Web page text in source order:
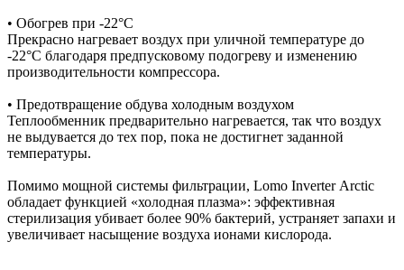
• Обогрев при -22°С
Прекрасно нагревает воздух при уличной температуре до
-22°С благодаря предпусковому подогреву и изменению
производительности компрессора.
• Предотвращение обдува холодным воздухом
Теплообменник предварительно нагревается, так что воздух
не выдувается до тех пор, пока не достигнет заданной
температуры.
Помимо мощной системы фильтрации, Lomo Inverter Arctic
обладает функцией «холодная плазма»: эффективная
стерилизация убивает более 90% бактерий, устраняет запахи и
увеличивает насыщение воздуха ионами кислорода.